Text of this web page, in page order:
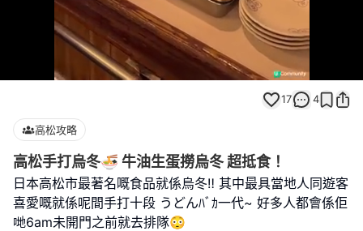
100.00%
17 4
高松攻略
高松手打烏冬🍜 牛油生蛋撈烏冬 超抵食！
日本高松市最著名嘅食品就係烏冬‼️ 其中最具當地人同遊客
喜愛嘅就係呢間手打十段 うどんﾊﾞｶ一代~ 好多人都會係佢
哋6am未開門之前就去排隊😳